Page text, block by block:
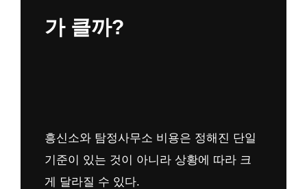
가 클까?
흥신소와 탐정사무소 비용은 정해진 단일
기준이 있는 것이 아니라 상황에 따라 크
게 달라질 수 있다.